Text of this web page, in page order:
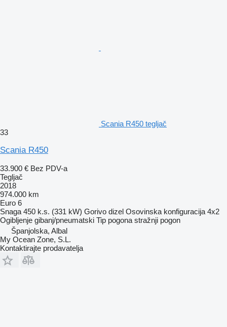
Scania R450 tegljač
33
Scania R450
33.900 € Bez PDV-a
Tegljač
2018
974.000 km
Euro 6
Snaga 450 k.s. (331 kW) Gorivo dizel Osovinska konfiguracija 4x2
Ogibljenje gibanj/pneumatski Tip pogona stražnji pogon
Španjolska, Albal
My Ocean Zone, S.L.
Kontaktirajte prodavatelja